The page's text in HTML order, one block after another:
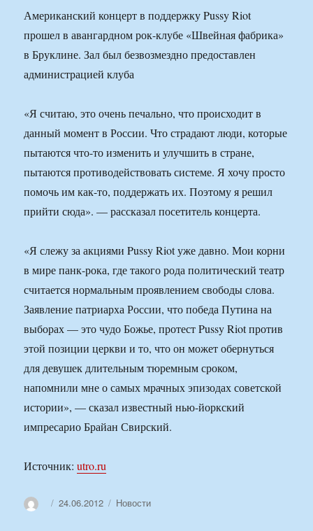
Американский концерт в поддержку Pussy Riot
прошел в авангардном рок-клубе «Швейная фабрика»
в Бруклине. Зал был безвозмездно предоставлен
администрацией клуба
«Я считаю, это очень печально, что происходит в
данный момент в России. Что страдают люди, которые
пытаются что-то изменить и улучшить в стране,
пытаются противодействовать системе. Я хочу просто
помочь им как-то, поддержать их. Поэтому я решил
прийти сюда». — рассказал посетитель концерта.
«Я слежу за акциями Pussy Riot уже давно. Мои корни
в мире панк-рока, где такого рода политический театр
считается нормальным проявлением свободы слова.
Заявление патриарха России, что победа Путина на
выборах — это чудо Божье, протест Pussy Riot против
этой позиции церкви и то, что он может обернуться
для девушек длительным тюремным сроком,
напомнили мне о самых мрачных эпизодах советской
истории», — сказал известный нью-йоркский
импресарио Брайан Свирский.
Источник:utro.ru
АвторОпубликовано
24.06.2012 Рубрики
Новости